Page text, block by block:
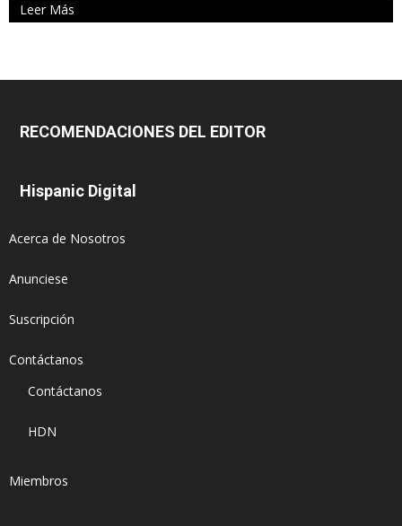
Leer Más
RECOMENDACIONES DEL EDITOR
Hispanic Digital
Acerca de Nosotros
Anunciese
Suscripción
Contáctanos
Contáctanos
HDN
Miembros